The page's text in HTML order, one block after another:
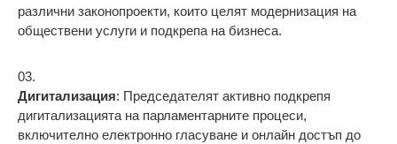
различни законопроекти, които целят модернизация на
обществени услуги и подкрепа на бизнеса.
Дигитализация: Председателят активно подкрепя
дигитализацията на парламентарните процеси,
включително електронно гласуване и онлайн достъп до